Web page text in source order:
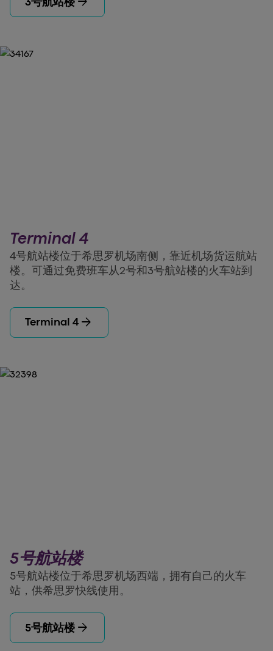
Terminal 4
4号航站楼位于希思罗机场南侧，靠近机场货运航站
楼。可通过免费班车从2号和3号航站楼的火车站到
达。
Terminal 4 arrow_forward
5号航站楼
5号航站楼位于希思罗机场西端，拥有自己的火车
站，供希思罗快线使用。
5号航站楼 arrow_forward